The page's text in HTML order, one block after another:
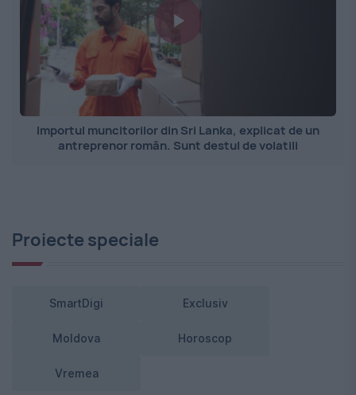
Importul muncitorilor din Sri Lanka, explicat de un
antreprenor român. Sunt destul de volatili
Proiecte speciale
SmartDigi Exclusiv
Moldova Horoscop
Vremea